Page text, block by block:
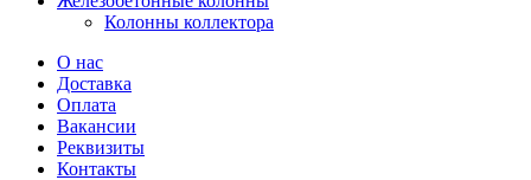
Колонны коллектора
О нас
Доставка
Оплата
Вакансии
Реквизиты
Контакты